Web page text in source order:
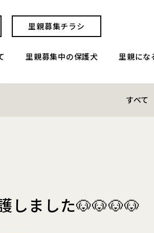
里親募集チラシ
里親募集中の保護犬 里親にな
すべて
しました🐶🐶🐶🐶